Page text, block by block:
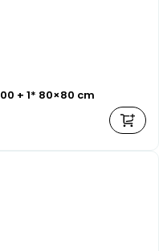
+ 1* 80×80 cm